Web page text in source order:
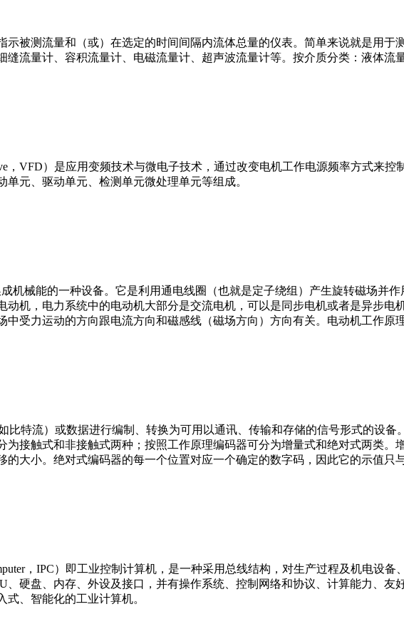
示被测流量和（或）在选定的时间间隔内流体总量的仪表。简单来说就是用
缝流量计、容积流量计、电磁流量计、超声波流量计等。按介质分类：液体流
，VFD）是应用变频技术与微电子技术，通过改变电机工作电源频率方式来
元、驱动单元、检测单元微处理单元等组成。
机械能的一种设备。它是利用通电线圈（也就是定子绕组）产生旋转磁场并
动机，电力系统中的电动机大部分是交流电机，可以是同步电机或者是异步
中受力运动的方向跟电流方向和磁感线（磁场方向）方向有关。电动机工作原
比特流）或数据进行编制、转换为可用以通讯、传输和存储的信号形式的设
为接触式和非接触式两种；按照工作原理编码器可分为增量式和绝对式两类
的大小。绝对式编码器的每一个位置对应一个确定的数字码，因此它的示值只
，IPC）即工业控制计算机，是一种采用总线结构，对生产过程及机电设
、硬盘、内存、外设及接口，并有操作系统、控制网络和协议、计算能力、
、智能化的工业计算机。